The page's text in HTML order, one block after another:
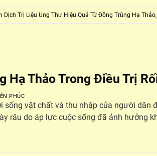
Dịch Trị Liệu Ung Thư Hiệu Quả Từ Đông Trùng Hạ Thảo,
Hạ Thảo Trong Điều Trị
PHÚC
sống vật chất và thu nhập của người
râu do áp lực cuộc sống đã ảnh hưởng